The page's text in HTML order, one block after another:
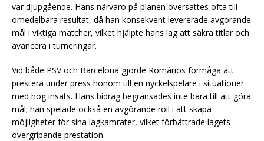
var djupgående. Hans närvaro på planen översattes ofta till
omedelbara resultat, då han konsekvent levererade avgörande
mål i viktiga matcher, vilket hjälpte hans lag att säkra titlar och
avancera i turneringar.
Vid både PSV och Barcelona gjorde Romários förmåga att
prestera under press honom till en nyckelspelare i situationer
med hög insats. Hans bidrag begränsades inte bara till att göra
mål; han spelade också en avgörande roll i att skapa
möjligheter för sina lagkamrater, vilket förbättrade lagets
övergripande prestation.